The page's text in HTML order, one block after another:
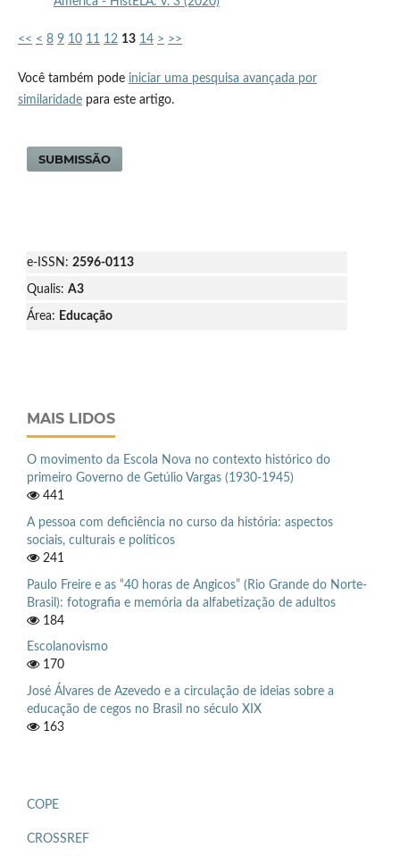
<< < 8 9 10 11 12 13 14 > >>
Você também pode iniciar uma pesquisa avançada por
similaridadepara este artigo.
SUBMISSÃO
e-ISSN: 2596-0113
Qualis: A3
Área: Educação
MAIS LIDOS
O movimento da Escola Nova no contexto histórico do
primeiro Governo de Getúlio Vargas (1930-1945)
441
A pessoa com deficiência no curso da história: aspectos
sociais, culturais e políticos
241
Paulo Freire e as “40 horas de Angicos” (Rio Grande do Norte-
Brasil): fotografia e memória da alfabetização de adultos
184
Escolanovismo
170
José Álvares de Azevedo e a circulação de ideias sobre a
educação de cegos no Brasil no século XIX
163
COPE
CROSSREF